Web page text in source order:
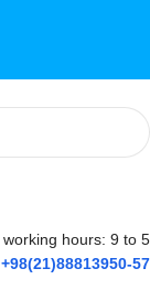
working hours: 9 to 5
+98(21)88813950-57